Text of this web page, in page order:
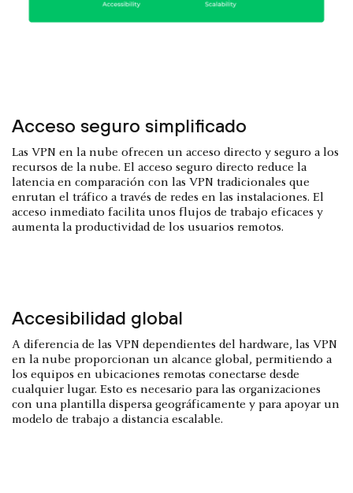
Acceso seguro simplificado
Las VPN en la nube ofrecen un acceso directo y seguro a los
recursos de la nube. El acceso seguro directo reduce la
latencia en comparación con las VPN tradicionales que
enrutan el tráfico a través de redes en las instalaciones. El
acceso inmediato facilita unos flujos de trabajo eficaces y
aumenta la productividad de los usuarios remotos.
Accesibilidad global
A diferencia de las VPN dependientes del hardware, las VPN
en la nube proporcionan un alcance global, permitiendo a
los equipos en ubicaciones remotas conectarse desde
cualquier lugar. Esto es necesario para las organizaciones
con una plantilla dispersa geográficamente y para apoyar un
modelo de trabajo a distancia escalable.